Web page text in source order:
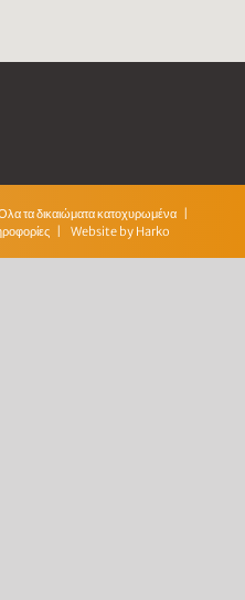
δικαιώματα κατοχυρωμένα |
| Website by Harko